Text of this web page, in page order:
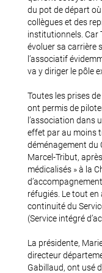
du pot de départ
collègues et des
institutionnels. Car
évoluer sa carrière
l’associatif
va y diriger le pôle
Toutes les prises
ont permis de
l’association dans
effet par au moins
déménagement du
Marcel-Tribut,
médicalisés » à la
réfugiés. Le tout
continuité du
(Service intégré
La présidente,
directeur
Gabillaud, ont usé